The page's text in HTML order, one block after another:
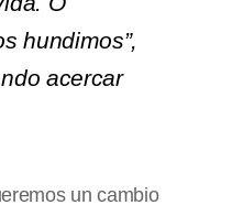
hundimos”,
acercar
un cambio